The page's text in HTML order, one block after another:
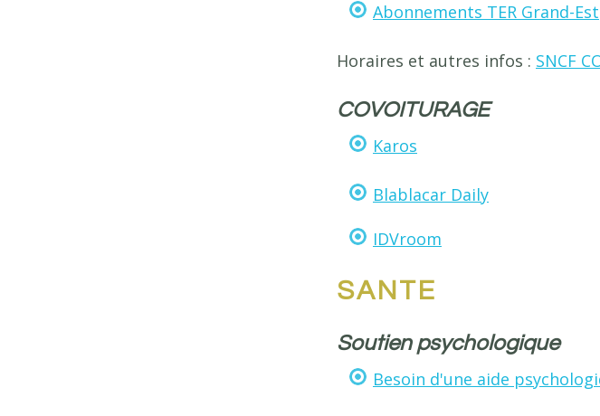
Abonnements TER Grand-Est
Horaires et autres infos : SNCF
COVOITURAGE
Karos
Blablacar Daily
IDVroom
SANTE
Soutien psychologique
Besoin d'une aide